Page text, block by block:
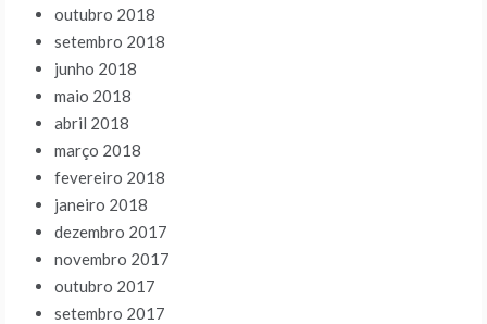
outubro 2018
setembro 2018
junho 2018
maio 2018
abril 2018
março 2018
fevereiro 2018
janeiro 2018
dezembro 2017
novembro 2017
outubro 2017
setembro 2017